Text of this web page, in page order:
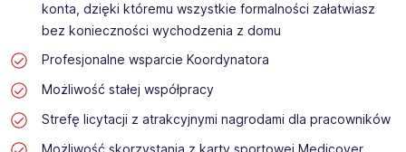
konta, dzięki któremu wszystkie formalności załatwiasz
bez konieczności wychodzenia z domu
Profesjonalne wsparcie Koordynatora
Możliwość stałej współpracy
Strefę licytacji z atrakcyjnymi nagrodami dla pracowników